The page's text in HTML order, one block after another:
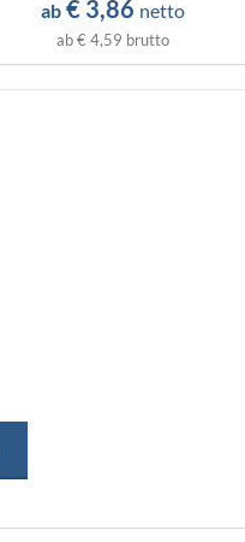
ab € 3,86 netto
ab€ 4,59 brutto